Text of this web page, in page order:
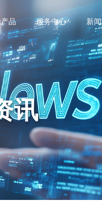
品 服务中心 新
讯